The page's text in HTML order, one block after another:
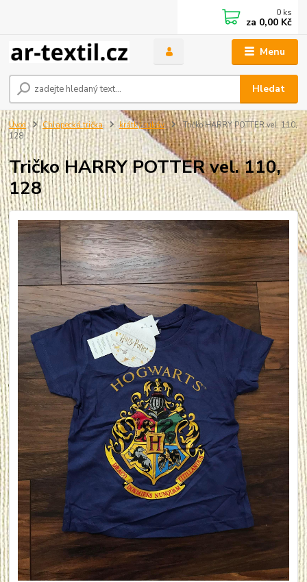
Menu
Hledat
0 ks
za 0,00 Kč
Úvod Chlapecká trička krátký rukáv
Tričko HARRY POTTER vel. 110,
128
Tričko HARRY POTTER vel. 110,
128